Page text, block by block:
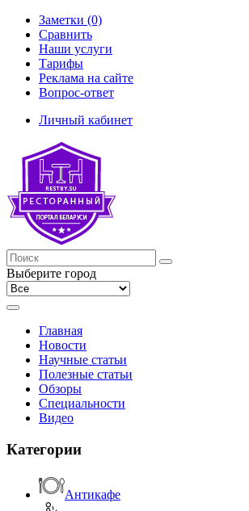
Заметки (0)
Сравнить
Наши услуги
Тарифы
Реклама на сайте
Вопрос-ответ
Личный кабинет
Выберите город
Главная
Новости
Научные статьи
Полезные статьи
Обзоры
Специальности
Видео
Категории
Антикафе